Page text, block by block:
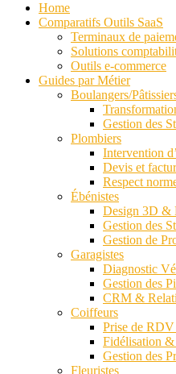
Home
Comparatifs Outils SaaS
Terminaux de
Solutions
Outils e-commerce
Guides par Métier
Boulangers/
Gestion des
Plombiers
Intervention
Devis et
Respect
Ébénistes
Design 3D &
Gestion des
Gestion de
Garagistes
Diagnostic
Gestion des
CRM &
Coiffeurs
Prise de
Fidélisation
Gestion des
Fleuristes